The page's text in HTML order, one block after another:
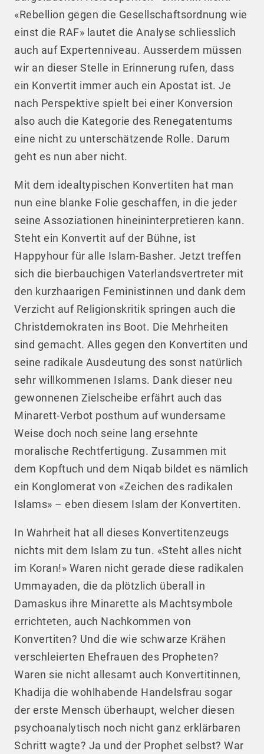
«Rebellion gegen die Gesellschaftsordnung wie
einst die RAF» lautet die Analyse schliesslich
auch auf Expertenniveau. Ausserdem müssen
wir an dieser Stelle in Erinnerung rufen, dass
ein Konvertit immer auch ein Apostat ist. Je
nach Perspektive spielt bei einer Konversion
also auch die Kategorie des Renegatentums
eine nicht zu unterschätzende Rolle. Darum
geht es nun aber nicht.
Mit dem idealtypischen Konvertiten hat man
nun eine blanke Folie geschaffen, in die jeder
seine Assoziationen hineininterpretieren kann.
Steht ein Konvertit auf der Bühne, ist
Happyhour für alle Islam-Basher. Jetzt treffen
sich die bierbauchigen Vaterlandsvertreter mit
den kurzhaarigen Feministinnen und dank dem
Verzicht auf Religionskritik springen auch die
Christdemokraten ins Boot. Die Mehrheiten
sind gemacht. Alles gegen den Konvertiten und
seine radikale Ausdeutung des sonst natürlich
sehr willkommenen Islams. Dank dieser neu
gewonnenen Zielscheibe erfährt auch das
Minarett-Verbot posthum auf wundersame
Weise doch noch seine lang ersehnte
moralische Rechtfertigung. Zusammen mit
dem Kopftuch und dem Niqab bildet es nämlich
ein Konglomerat von «Zeichen des radikalen
Islams» – eben diesem Islam der Konvertiten.
In Wahrheit hat all dieses Konvertitenzeugs
nichts mit dem Islam zu tun. «Steht alles nicht
im Koran!» Waren nicht gerade diese radikalen
Ummayaden, die da plötzlich überall in
Damaskus ihre Minarette als Machtsymbole
errichteten, auch Nachkommen von
Konvertiten? Und die wie schwarze Krähen
verschleierten Ehefrauen des Propheten?
Waren sie nicht allesamt auch Konvertitinnen,
Khadija die wohlhabende Handelsfrau sogar
der erste Mensch überhaupt, welcher diesen
psychoanalytisch noch nicht ganz erklärbaren
Schritt wagte? Ja und der Prophet selbst? War